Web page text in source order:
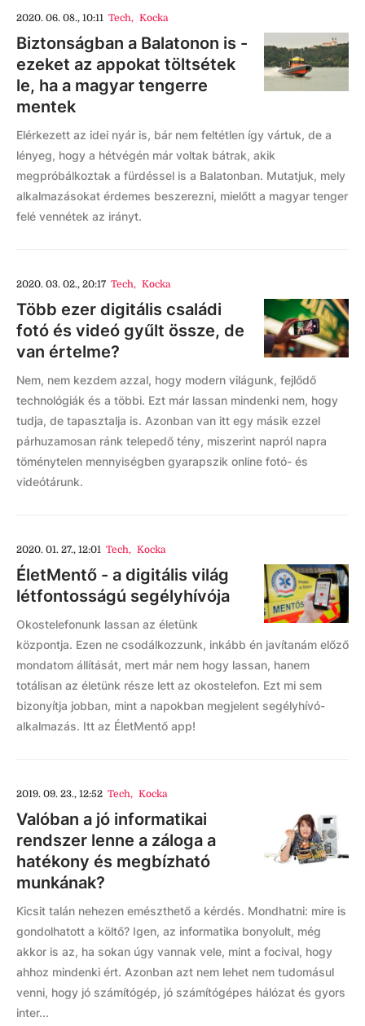
2020. 06. 08., 10:11 Tech, Kocka
Biztonságban a Balatonon is -
ezeket az appokat töltsétek
le, ha a magyar tengerre
mentek
Elérkezett az idei nyár is, bár nem feltétlen így vártuk, de a
lényeg, hogy a hétvégén már voltak bátrak, akik
megpróbálkoztak a fürdéssel is a Balatonban. Mutatjuk, mely
alkalmazásokat érdemes beszerezni, mielőtt a magyar tenger
felé vennétek az irányt.
2020. 03. 02., 20:17 Tech, Kocka
Több ezer digitális családi
fotó és videó gyűlt össze, de
van értelme?
Nem, nem kezdem azzal, hogy modern világunk, fejlődő
technológiák és a többi. Ezt már lassan mindenki nem, hogy
tudja, de tapasztalja is. Azonban van itt egy másik ezzel
párhuzamosan ránk telepedő tény, miszerint napról napra
töménytelen mennyiségben gyarapszik online fotó- és
videótárunk.
2020. 01. 27., 12:01 Tech, Kocka
ÉletMentő - a digitális világ
létfontosságú segélyhívója
Okostelefonunk lassan az életünk
központja. Ezen ne csodálkozzunk, inkább én javítanám előző
mondatom állítását, mert már nem hogy lassan, hanem
totálisan az életünk része lett az okostelefon. Ezt mi sem
bizonyítja jobban, mint a napokban megjelent segélyhívó-
alkalmazás. Itt az ÉletMentő app!
2019. 09. 23., 12:52 Tech, Kocka
Valóban a jó informatikai
rendszer lenne a záloga a
hatékony és megbízható
munkának?
Kicsit talán nehezen emészthető a kérdés. Mondhatni: mire is
gondolhatott a költő? Igen, az informatika bonyolult, még
akkor is az, ha sokan úgy vannak vele, mint a focival, hogy
ahhoz mindenki ért. Azonban azt nem lehet nem tudomásul
venni, hogy jó számítógép, jó számítógépes hálózat és gyors
inter...